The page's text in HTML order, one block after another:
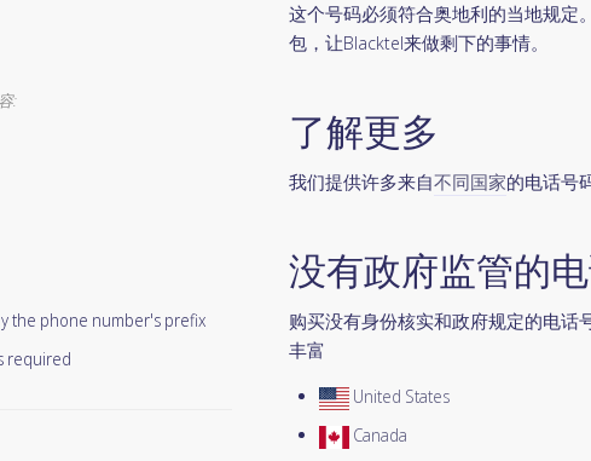
:
the phone number's prefix
required
这个号码必须符合奥地利的当地规定
包，让Blacktel来做剩下的事情。
了解更多
我们提供许多来自不同国家的电话号
没有政府监管的
购买没有身份核实和政府规定的电话
丰富
United States
Canada